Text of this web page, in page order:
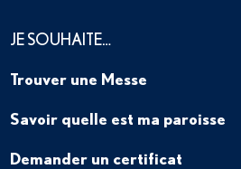
JE SOUHAITE…
Trouver une Messe
Savoir quelle est ma paroisse
Demander un certificat